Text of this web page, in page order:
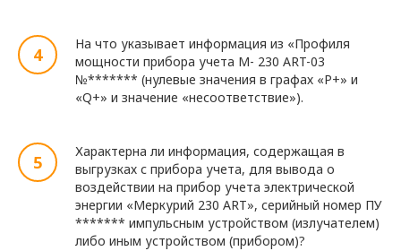
На что указывает информация из «Профиля
мощности прибора учета М- 230 ART-03
№******* (нулевые значения в графах «Р+» и
«Q+» и значение «несоответствие»).
Характерна ли информация, содержащая в
выгрузках с прибора учета, для вывода о
воздействии на прибор учета электрической
энергии «Меркурий 230 ART», серийный номер ПУ
******* импульсным устройством (излучателем)
либо иным устройством (прибором)?